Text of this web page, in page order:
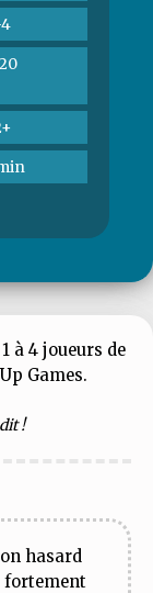
à 4 joueurs de
Games.
!
hasard
fortement